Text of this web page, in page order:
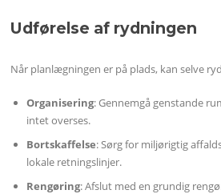
Udførelse af rydningen
Når planlægningen er på plads, kan selve
Organisering: Gennemgå genstande
intet overses.
Bortskaffelse: Sørg for miljørigtig
lokale retningslinjer.
Rengøring: Afslut med en grundig